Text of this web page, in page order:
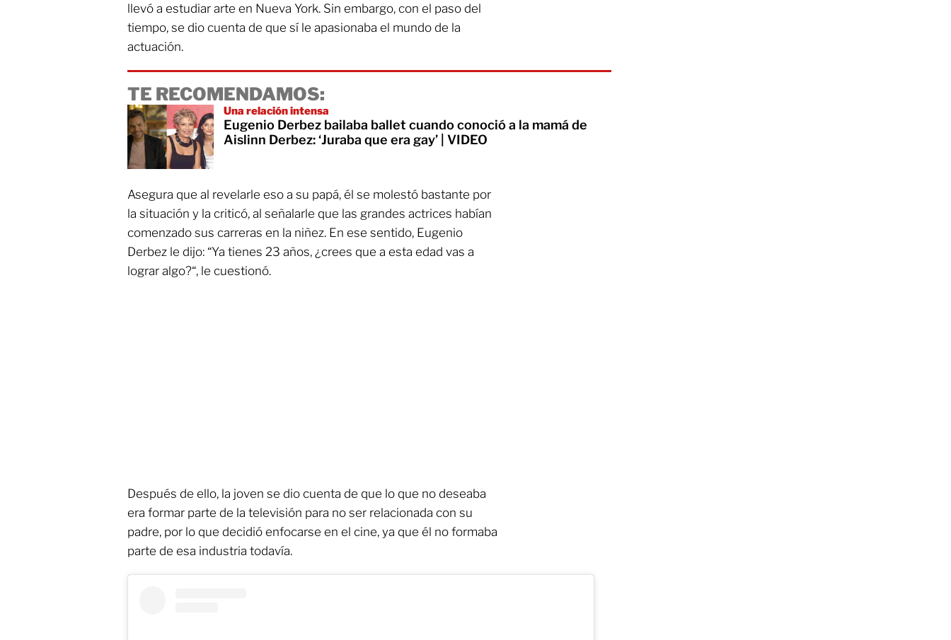
llevó a estudiar arte en Nueva York. Sin embargo, con el paso del
tiempo, se dio cuenta de que sí le apasionaba el mundo de la
actuación.
TE RECOMENDAMOS:
Una relación intensa
Eugenio Derbez bailaba ballet cuando conoció a la mamá de
Aislinn Derbez: ‘Juraba que era gay’ | VIDEO
Asegura que al revelarle eso a su papá, él se molestó bastante por
la situación y la criticó, al señalarle que las grandes actrices habían
comenzado sus carreras en la niñez. En ese sentido, Eugenio
Derbez le dijo: “Ya tienes 23 años, ¿crees que a esta edad vas a
lograr algo?“, le cuestionó.
Después de ello, la joven se dio cuenta de que lo que no deseaba
era formar parte de la televisión para no ser relacionada con su
padre, por lo que decidió enfocarse en el cine, ya que él no formaba
parte de esa industria todavía.